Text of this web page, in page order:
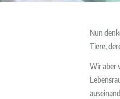
Nun
Tiere,
Wir aber